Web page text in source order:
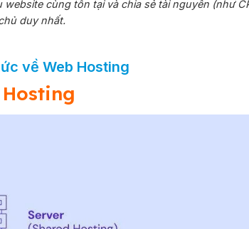
cùng tồn tại và chia sẻ tài nguyên (như
duy nhất.
về Web Hosting